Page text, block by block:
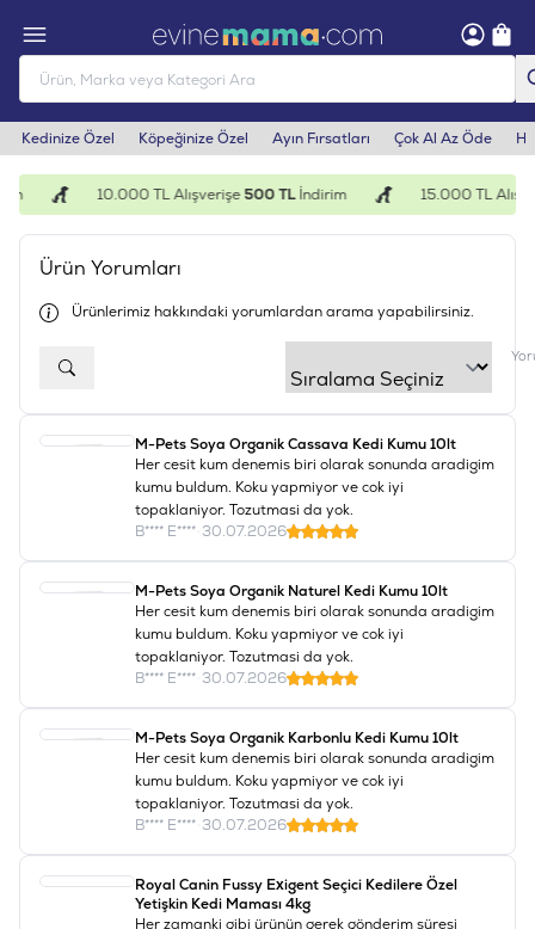
Kedinize Özel Köpeğinize Özel Ayın Fırsatları Çok Al Az Öde
10.000 TL Alışverişe500 TLİndirim 15.000 TL
Ürün Yorumları
Ürünlerimiz hakkındaki yorumlardan arama yapabilirsiniz.
M-Pets Soya Organik Cassava Kedi Kumu 10lt
Her cesit kum denemis biri olarak sonunda aradigim
kumu buldum. Koku yapmiyor ve cok iyi
topaklaniyor. Tozutmasi da yok.
B**** E**** 30.07.2026
M-Pets Soya Organik Naturel Kedi Kumu 10lt
Her cesit kum denemis biri olarak sonunda aradigim
kumu buldum. Koku yapmiyor ve cok iyi
topaklaniyor. Tozutmasi da yok.
B**** E**** 30.07.2026
M-Pets Soya Organik Karbonlu Kedi Kumu 10lt
Her cesit kum denemis biri olarak sonunda aradigim
kumu buldum. Koku yapmiyor ve cok iyi
topaklaniyor. Tozutmasi da yok.
B**** E**** 30.07.2026
Royal Canin Fussy Exigent Seçici Kedilere Özel
Yetişkin Kedi Maması 4kg
Her zamanki gibi ürünün gerek gönderim süresi